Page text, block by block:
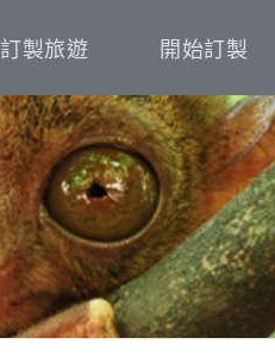
訂製旅遊 開始訂製